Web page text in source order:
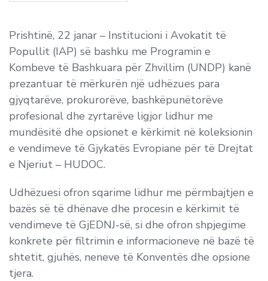
Prishtinë, 22 janar – Institucioni i Avokatit të
Popullit (IAP) së bashku me Programin e
Kombeve të Bashkuara për Zhvillim (UNDP) kanë
prezantuar të mërkurën një udhëzues para
gjyqtarëve, prokurorëve, bashkëpunëtorëve
profesional dhe zyrtarëve ligjor lidhur me
mundësitë dhe opsionet e kërkimit në koleksionin
e vendimeve të Gjykatës Evropiane për të Drejtat
e Njeriut – HUDOC.
Udhëzuesi ofron sqarime lidhur me përmbajtjen e
bazës së të dhënave dhe procesin e kërkimit të
vendimeve të GjEDNJ-së, si dhe ofron shpjegime
konkrete për filtrimin e informacioneve në bazë të
shtetit, gjuhës, neneve të Konventës dhe opsione
tjera.